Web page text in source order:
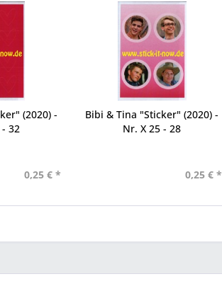
(2020) -
32
0,25 € *
Bibi & Tina "Sticker" (2020) -
Nr. X 25 - 28
0,25 € *